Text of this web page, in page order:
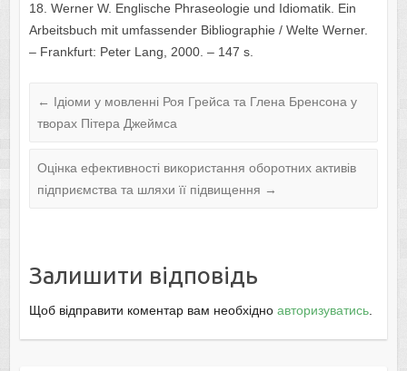
18. Werner W. Englische Phraseologie und Idiomatik. Ein
Arbeitsbuch mit umfassender Bibliographie / Welte Werner.
– Frankfurt: Peter Lang, 2000. – 147 s.
← Ідіоми у мовленні Роя Грейса та Глена Бренсона у
творах Пітера Джеймса
Оцінка ефективності використання оборотних активів
підприємства та шляхи її підвищення →
Залишити відповідь
Щоб відправити коментар вам необхідно авторизуватись.